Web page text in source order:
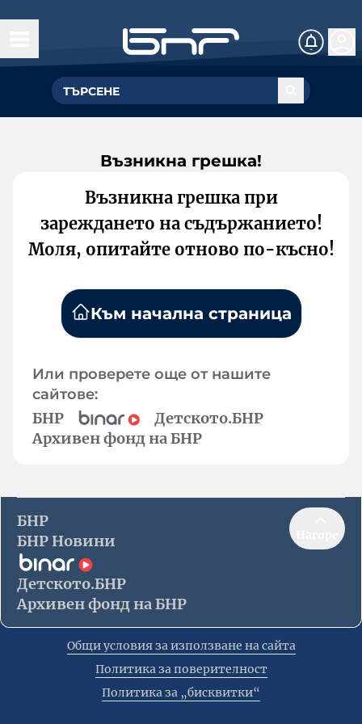
Възникна грешка!
Възникна грешка при
зареждането на съдържанието!
Моля, опитайте отново по-късно!
Към начална страница
Или проверете още от нашите
сайтове:
БНР
Детското.БНР
Архивен фонд на БНР
БНР
БНР Новини
Детското.БНР
Архивен фонд на БНР
Общи условия за използване на сайта
Политика за поверителност
Политика за „бисквитки“